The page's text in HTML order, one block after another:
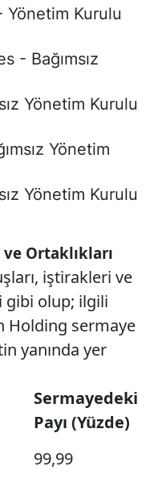
Kurulu
- Bağımsız
Yönetim Kurulu
Yönetim
Yönetim Kurulu
Ortaklıkları
iştirakleri ve
gibi olup; ilgili
Holding sermaye
yanında yer
Sermayedeki
Payı (Yüzde)
99,99